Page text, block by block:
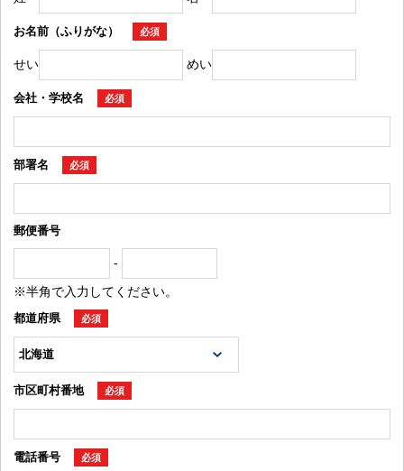
お名前（ふりがな） 必須
せい めい
会社・学校名 必須
部署名 必須
郵便番号
-
※半角で入力してください。
都道府県 必須
市区町村番地 必須
電話番号 必須